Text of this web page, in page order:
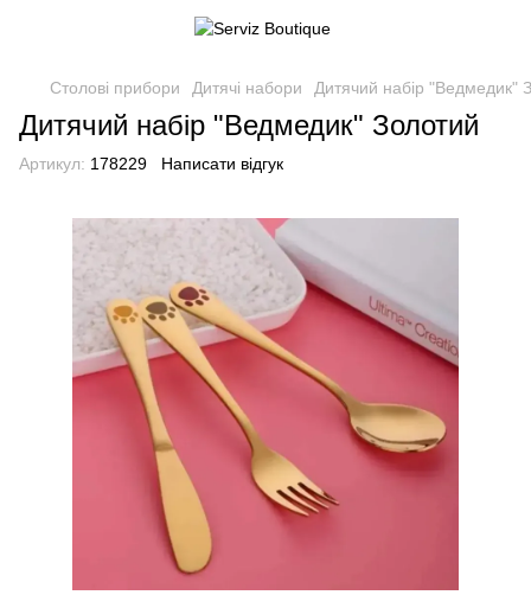
Столові прибори Дитячі набори Дитячий набір "Ведмедик"
Дитячий набір "Ведмедик" Золотий
Артикул: 178229 Написати відгук